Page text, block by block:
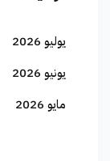
يوليو 2026
يونيو 2026
مايو 2026